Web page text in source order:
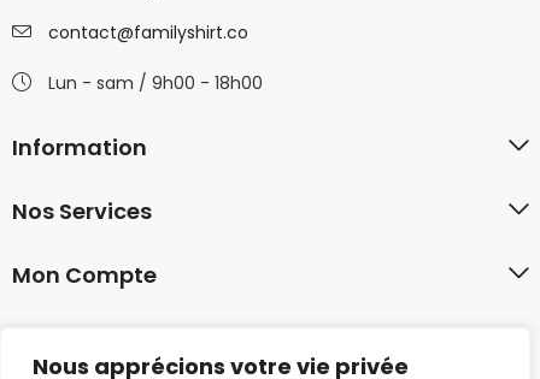
Nous apprécions votre vie privée
contact@familyshirt.co
Lun - sam / 9h00 - 18h00
Information
Nos Services
Mon Compte